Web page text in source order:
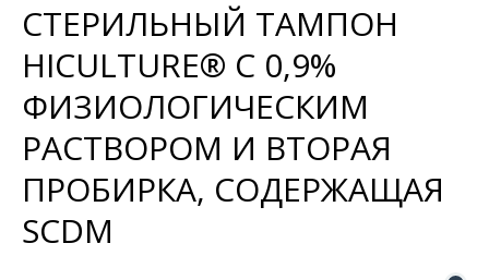
СТЕРИЛЬНЫЙ ТАМПОН
HICULTURE® С 0,9%
ФИЗИОЛОГИЧЕСКИМ
РАСТВОРОМ И ВТОРАЯ
ПРОБИРКА, СОДЕРЖАЩАЯ
SCDM